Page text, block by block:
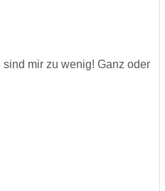
mir zu wenig! Ganz oder